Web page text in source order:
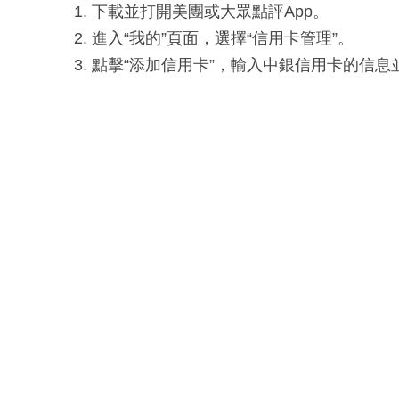
下載並打開美團或大眾點評App。
進入“我的”頁面，選擇“信用卡管理”。
點擊“添加信用卡”，輸入中銀信用卡的信息